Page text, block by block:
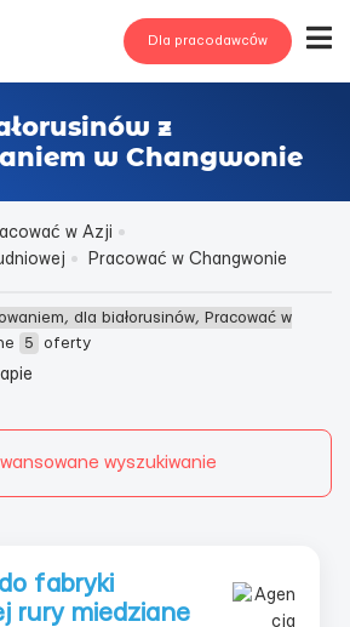
Dla pracodawców
z
w Changwonie
w Azji
Pracować w Changwonie
dla białorusinów, Pracować w
5
oferty
wyszukiwanie
fabryki
rury miedziane